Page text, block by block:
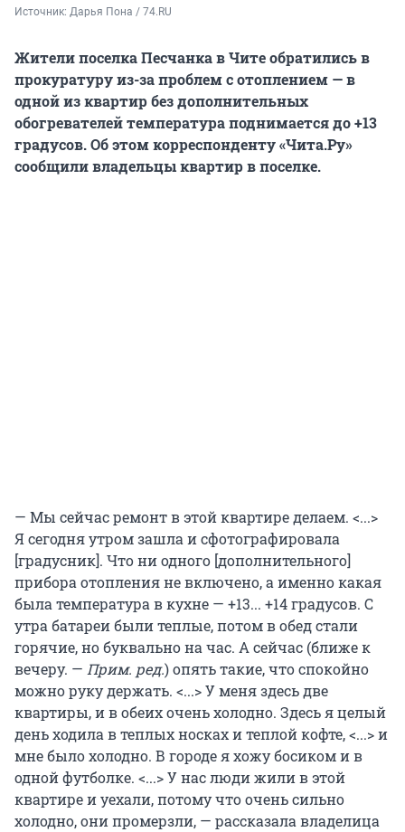
Источник: Дарья Пона / 74.RU
Жители поселка Песчанка в Чите обратились в
прокуратуру из-за проблем с отоплением — в
одной из квартир без дополнительных
обогревателей температура поднимается до +13
градусов. Об этом корреспонденту «Чита.Ру»
сообщили владельцы квартир в поселке.
— Мы сейчас ремонт в этой квартире делаем. <...>
Я сегодня утром зашла и сфотографировала
[градусник]. Что ни одного [дополнительного]
прибора отопления не включено, а именно какая
была температура в кухне — +13... +14 градусов. С
утра батареи были теплые, потом в обед стали
горячие, но буквально на час. А сейчас (ближе к
вечеру. — Прим. ред.) опять такие, что спокойно
можно руку держать. <...> У меня здесь две
квартиры, и в обеих очень холодно. Здесь я целый
день ходила в теплых носках и теплой кофте, <...> и
мне было холодно. В городе я хожу босиком и в
одной футболке. <...> У нас люди жили в этой
квартире и уехали, потому что очень сильно
холодно, они промерзли, — рассказала владелица